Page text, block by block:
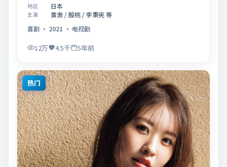
与勇敢迈出的一步」展开叙事，镜头语言克制而富有张
力，节奏起伏得当，人物弧光完整；配乐与场面调度强
化了类型片的观感体验，亦留有可供解读的细节空间，
适合关注现实主义叙事与人物关系的观众观看与收藏。
地区 日本
主演
黄渤 / 殷桃 / 李秉宪 等
喜剧 · 2021 · 电视剧
12万 4.5千 5年前
热门